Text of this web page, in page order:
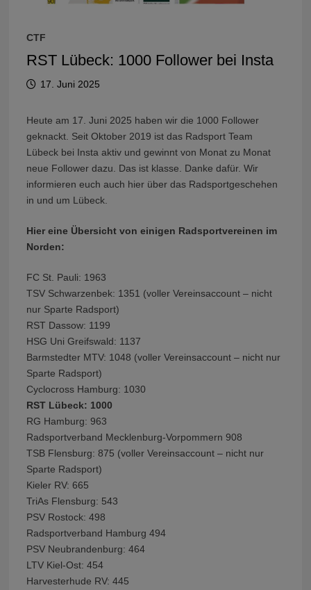
CTF
RST Lübeck: 1000 Follower bei Insta
17. Juni 2025
Heute am 17. Juni 2025 haben wir die 1000 Follower
geknackt. Seit Oktober 2019 ist das Radsport Team
Lübeck bei Insta aktiv und gewinnt von Monat zu Monat
neue Follower dazu. Das ist klasse. Danke dafür. Wir
informieren euch auch hier über das Radsportgeschehen
in und um Lübeck.
Hier eine Übersicht von einigen Radsportvereinen im
Norden:
FC St. Pauli: 1963
TSV Schwarzenbek: 1351 (voller Vereinsaccount – nicht
nur Sparte Radsport)
RST Dassow: 1199
HSG Uni Greifswald: 1137
Barmstedter MTV: 1048 (voller Vereinsaccount – nicht nur
Sparte Radsport)
Cyclocross Hamburg: 1030
RST Lübeck: 1000
RG Hamburg: 963
Radsportverband Mecklenburg-Vorpommern 908
TSB Flensburg: 875 (voller Vereinsaccount – nicht nur
Sparte Radsport)
Kieler RV: 665
TriAs Flensburg: 543
PSV Rostock: 498
Radsportverband Hamburg 494
PSV Neubrandenburg: 464
LTV Kiel-Ost: 454
Harvesterhude RV: 445